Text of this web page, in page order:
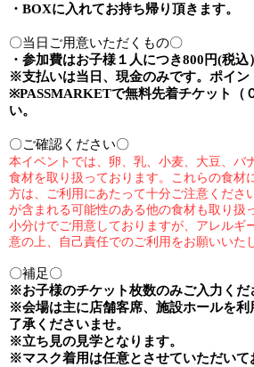
・BOXに入れてお持ち帰り頂きます。
〇当日ご用意いただくもの〇
・参加費はお子様１人につき800 円(税込
※支払いは当日、現金のみです。ポイン
※PASSMARKETで無料先着チケット（
い。
〇ご確認ください〇
本イベントでは、卵、乳、小麦、大豆、バ
食材を取り扱っております。これらの食材
方は、ご利用にあたって十分ご注意ください
が含まれる可能性のある他の食材も取り扱
小分けでご用意しておりますが、アレルギ
意の上、自己責任でのご利用をお願いいた
〇補足〇
※お子様のチケット枚数のみご入力くだ
※会場は主に店舗客席、施設ホールを
了承くださいませ。
※立ち見の見学となります。
※マスク着用は任意とさせていただい